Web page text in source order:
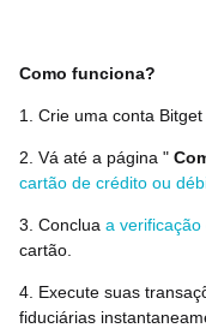
Como funciona?
1. Crie uma conta
2. Vá até a página "
cartão de crédito ou
3. Conclua a
cartão.
4. Execute suas
fiduciárias